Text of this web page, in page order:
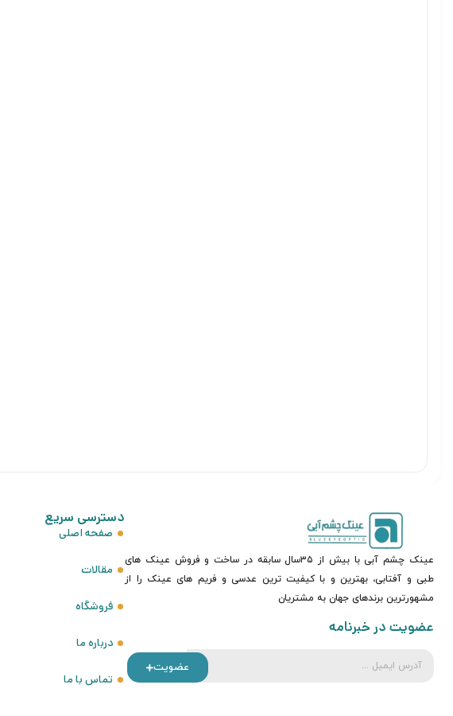
عینک چشم آبی با بیش از ۳۵سال سابقه در ساخت و فروش عینک های
طبی و آفتابی، بهترین و با کیفیت ترین عدسی و فریم های عینک را از
مشهورترین برندهای جهان به مشتریان
عضویت در خبرنامه
عضویت
دسترسی سریع
صفحه اصلی
مقالات
فروشگاه
درباره ما
تماس با ما